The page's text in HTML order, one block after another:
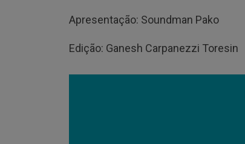
Apresentação: Soundman Pako
Edição: Ganesh Carpanezzi Toresin